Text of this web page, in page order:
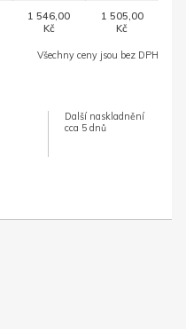
1 546,00
Kč
1 505,00
Kč
Všechny ceny jsou bez DPH
Další naskladnění
cca 5 dnů